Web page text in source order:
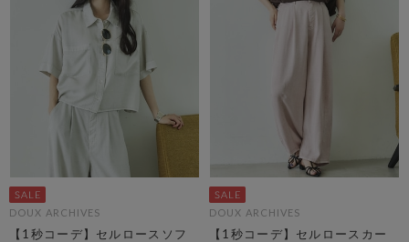
DOUX ARCHIVES
【1秒コーデ】セルロースソフ
DOUX ARCHIVES
【1秒コーデ】セルロースカー